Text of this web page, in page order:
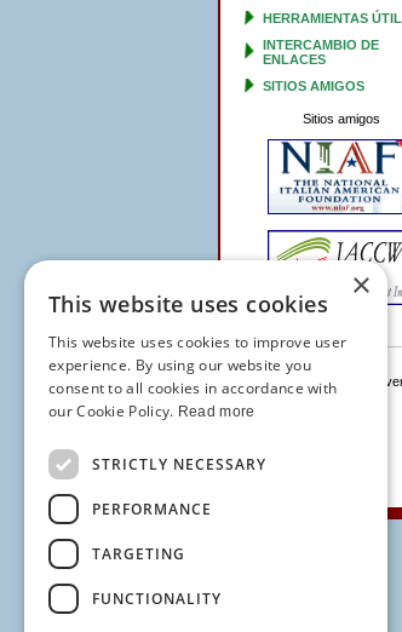
HERRAMIENTAS
INTERCAMBIO DE
ENLACES
SITIOS AMIGOS
Sitios amigos
Navigation:
×
This website uses cookies
This website uses cookies to improve user
experience. By using our website you
consent to all cookies in accordance with
our Cookie Policy. Read more
STRICTLY NECESSARY
PERFORMANCE
TARGETING
FUNCTIONALITY